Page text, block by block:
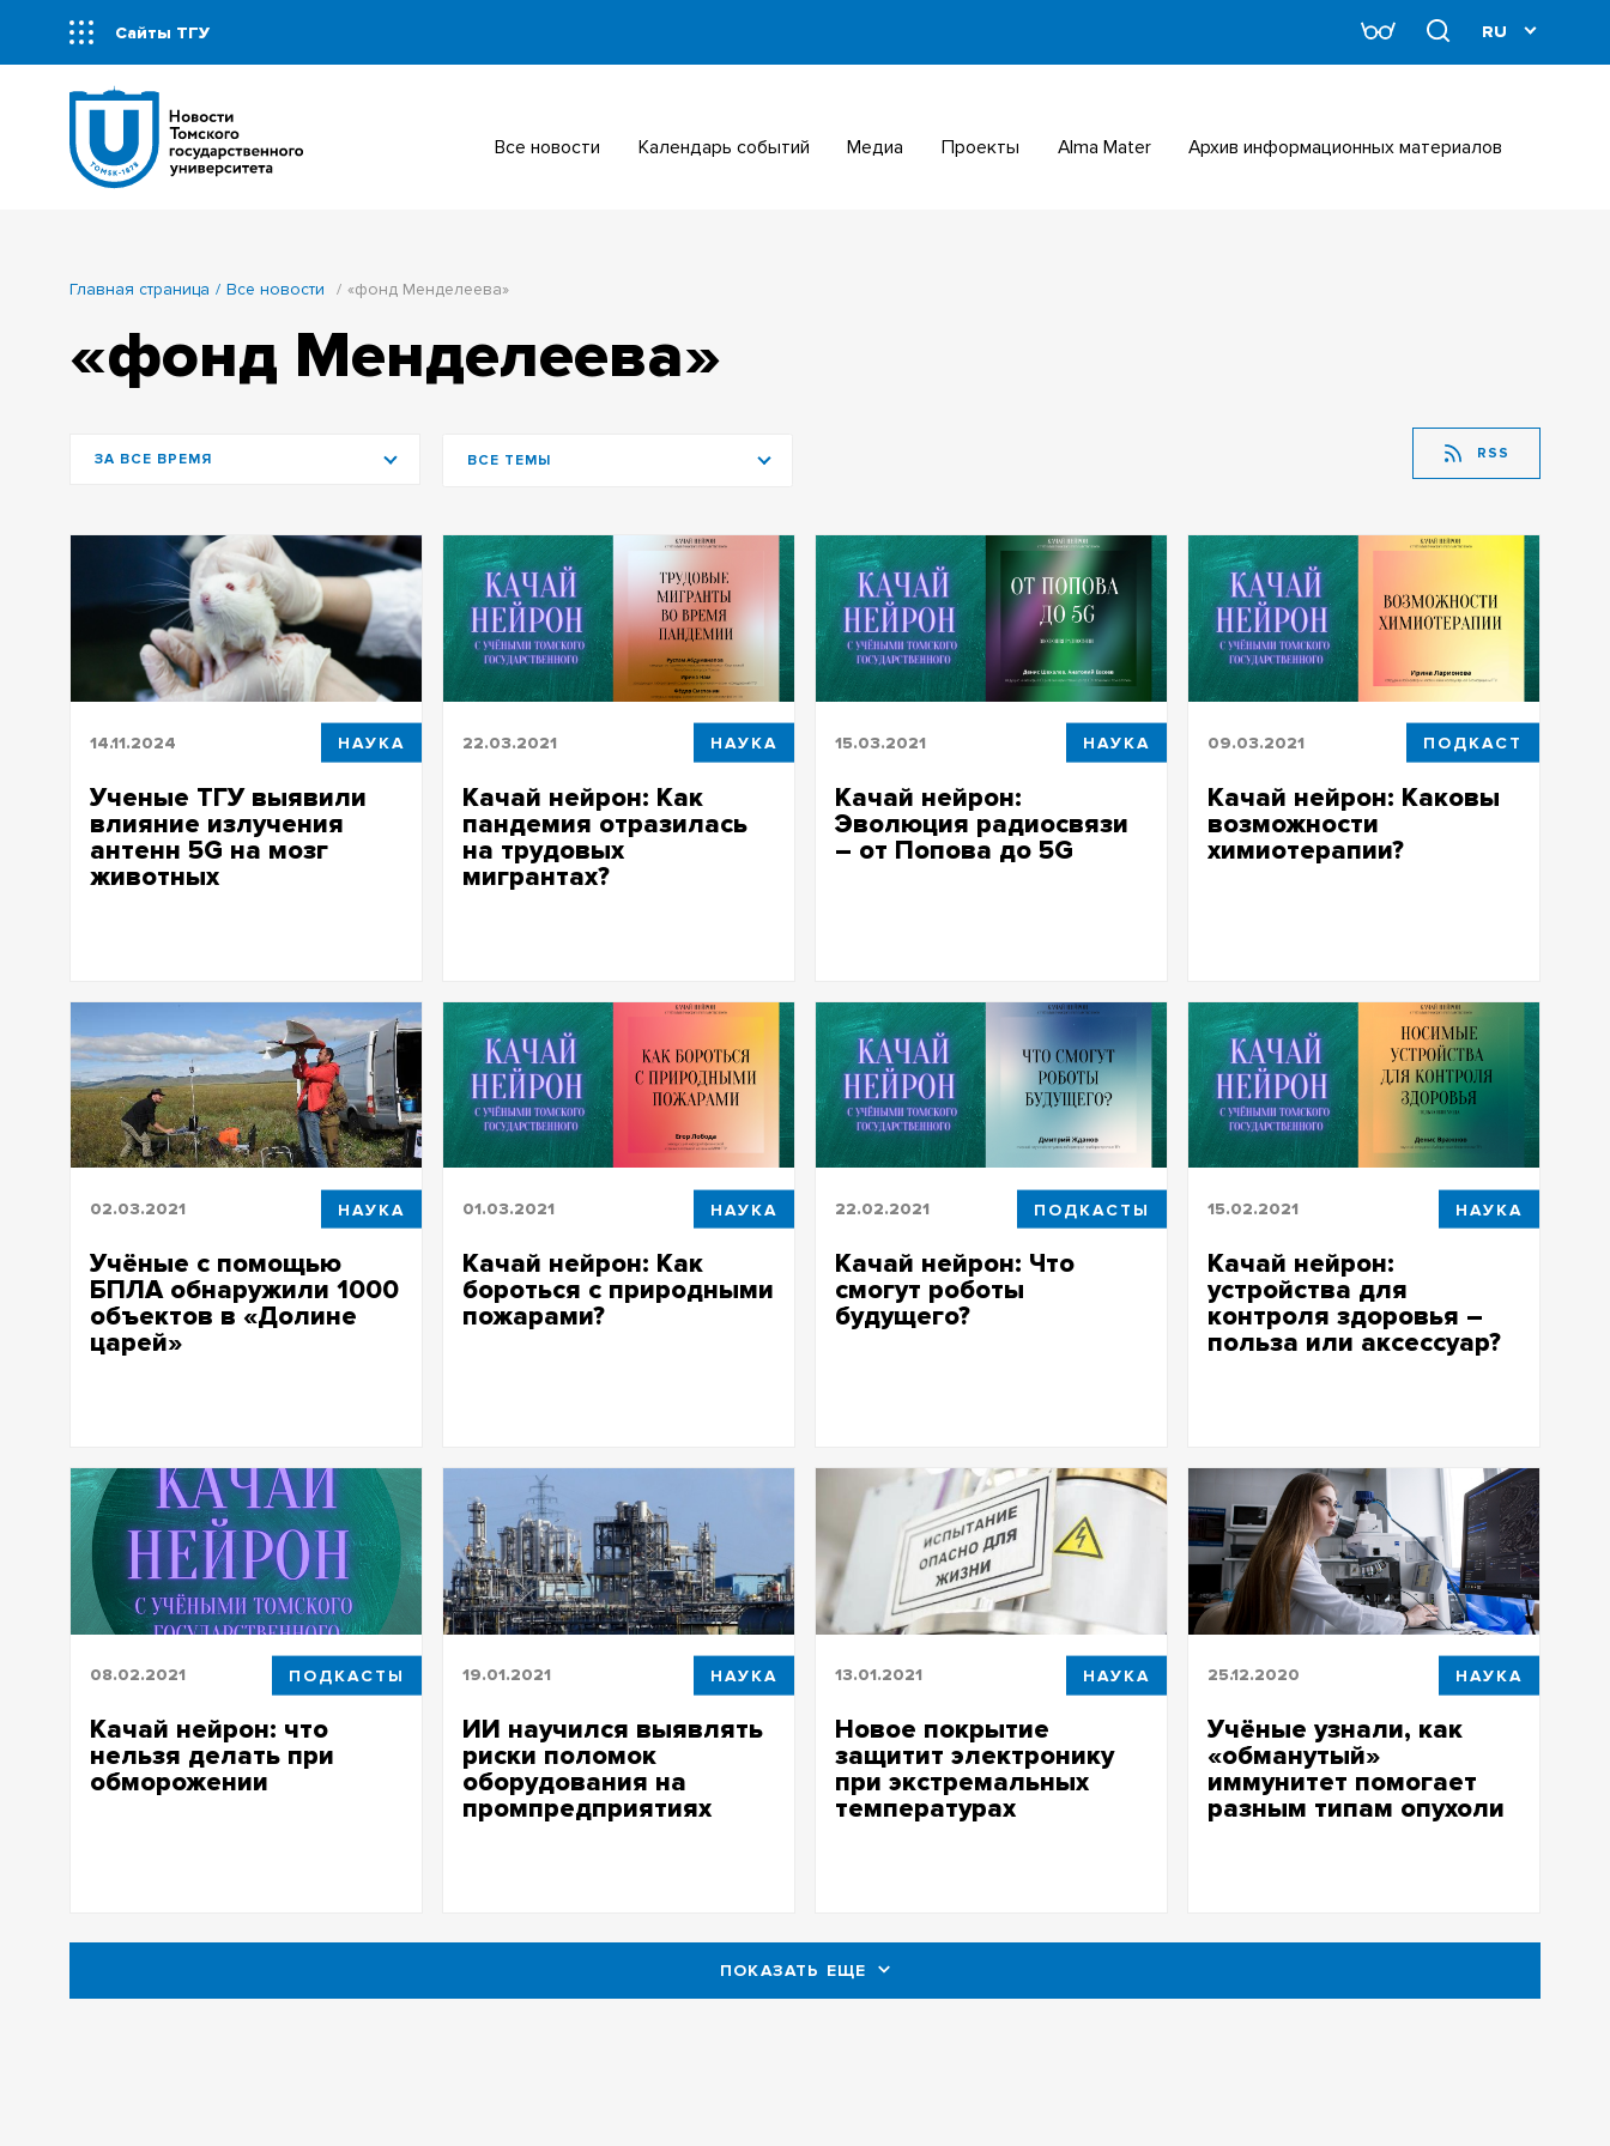
Сайты ТГУ
Все новости Календарь событий Медиа Проекты Alma Mater Архив информационных материалов
Главная страница Все новости «фонд Менделеева»
«фонд Менделеева»
ЗА ВСЕ ВРЕМЯ ВСЕ ТЕМЫ RSS
14.11.2024 НАУКА
Ученые ТГУ выявили
влияние излучения
антенн 5G на мозг
животных
22.03.2021 НАУКА
Качай нейрон: Как
пандемия отразилась
на трудовых
мигрантах?
15.03.2021 НАУКА
Качай нейрон:
Эволюция радиосвязи
– от Попова до 5G
09.03.2021 ПОДКАСТ
Качай нейрон: Каковы
возможности
химиотерапии?
02.03.2021 НАУКА
Учёные с помощью
БПЛА обнаружили 1000
объектов в «Долине
царей»
01.03.2021 НАУКА
Качай нейрон: Как
бороться с природными
пожарами?
22.02.2021 ПОДКАСТЫ
Качай нейрон: Что
смогут роботы
будущего?
15.02.2021 НАУКА
Качай нейрон:
устройства для
контроля здоровья –
польза или аксессуар?
08.02.2021 ПОДКАСТЫ
Качай нейрон: что
нельзя делать при
обморожении
19.01.2021 НАУКА
ИИ научился выявлять
риски поломок
оборудования на
промпредприятиях
13.01.2021 НАУКА
Новое покрытие
защитит электронику
при экстремальных
температурах
25.12.2020 НАУКА
Учёные узнали, как
«обманутый»
иммунитет помогает
разным типам опухоли
ПОКАЗАТЬ ЕЩЕ